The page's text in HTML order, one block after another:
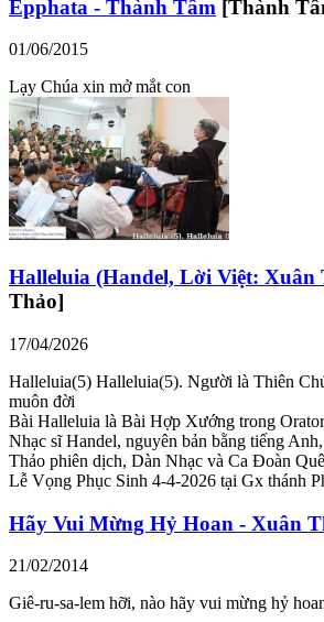
Epphata - Thành Tâm [Thành
01/06/2015
Lạy Chúa xin mở mắt con
Halleluia (Handel, Lời Việt: Xuân
Thảo]
17/04/2026
Halleluia(5) Halleluia(5). Người là Thiên
muôn đời
Bài Halleluia là Bài Hợp Xướng trong
Nhạc sĩ Handel, nguyên bản bằng tiếng
Thảo phiên dịch, Dàn Nhạc và Ca Đoàn
Lễ Vọng Phục Sinh 4-4-2026 tại Gx thánh
Hãy Vui Mừng Hỷ Hoan - Xuân
21/02/2014
Giê-ru-sa-lem hỡi, nào hãy vui mừng hỷ